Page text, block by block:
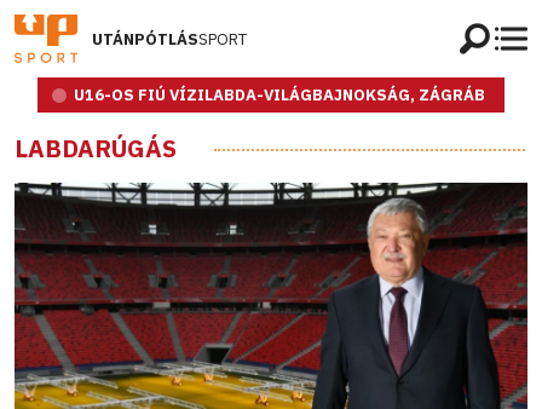
UTÁNPÓTLÁSSPORT
U16-OS FIÚ VÍZILABDA-VILÁGBAJNOKSÁG, ZÁGRÁB
LABDARÚGÁS